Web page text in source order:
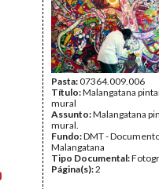
Pasta:07364.009.006
Título:Malangatana
mural
Assunto:Malangatana
mural.
Fundo:DMT -
Malangatana
Tipo Documental:
Página(s):2